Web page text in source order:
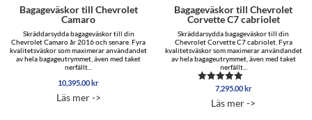
Bagageväskor till Chevrolet
Camaro
Skräddarsydda bagageväskor till din
Chevrolet Camaro år 2016 och senare. Fyra
kvalitetsväskor som maximerar användandet
av hela bagageutrymmet, även med taket
nerfällt...
10,395.00 kr
Läs mer ->
Bagageväskor till Chevrolet
Corvette C7 cabriolet
Skräddarsydda bagageväskor till din
Chevrolet Corvette C7 cabriolet. Fyra
kvalitetsväskor som maximerar användandet
av hela bagageutrymmet, även med taket
nerfällt...
Betygsatt
av 5
7,295.00 kr
Läs mer ->